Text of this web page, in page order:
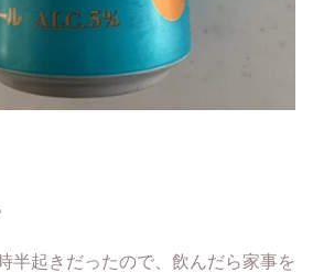
半起きだったので、飲んだら家事を